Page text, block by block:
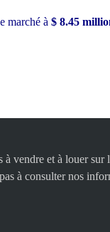
marché à $ 8.45
vendre et à louer
à consulter nos